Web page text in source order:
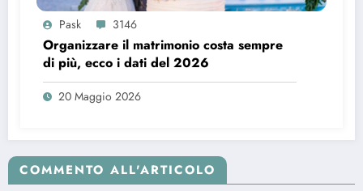
Pask 3146
Organizzare il matrimonio costa sempre
di più, ecco i dati del 2026
20 Maggio 2026
COMMENTO ALL'ARTICOLO